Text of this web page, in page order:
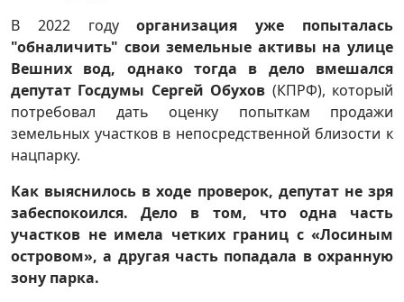
В 2022 годуорганизация уже попыталась
"обналичить" свои земельные активы на улице
Вешних вод, однако тогда в дело вмешался
депутат Госдумы Сергей Обухов (КПРФ), который
потребовал дать оценку попыткам продажи
земельных участков в непосредственной близости к
нацпарку.
Как выяснилось в ходе проверок, депутат не зря
забеспокоился. Дело в том, что одна часть
участков не имела четких границ с «Лосиным
островом», а другая часть попадала в охранную
зону парка.